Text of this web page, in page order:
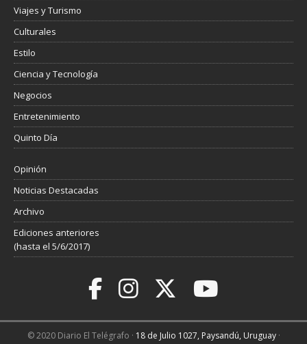
Viajes y Turismo
Culturales
Estilo
Ciencia y Tecnología
Negocios
Entretenimiento
Quinto Día
Opinión
Noticias Destacadas
Archivo
Ediciones anteriores
(hasta el 5/6/2017)
© 2020 Diario El Telégrafo · 18 de Julio 1027, Paysandú, Uruguay·